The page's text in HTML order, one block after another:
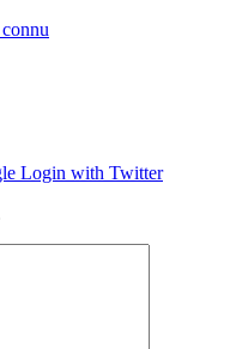
Login with Twitter